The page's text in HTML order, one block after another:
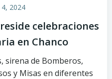
2024
celebraciones
en Chanco
sirena de Bomberos,
y Misas en diferentes